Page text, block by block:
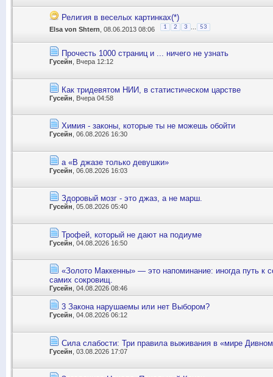
Религия в веселых картинках(*)
Elsa von Shtern , 08.06.2013 08:06 1 2 3 ... 53
Прочесть 1000 страниц и ... ничего не узнать
Гусейн , Вчера 12:12
Как тридевятом НИИ, в статистическом царстве​​
Гусейн , Вчера 04:58
Химия - законы, которые ты не можешь обойти
Гусейн , 06.08.2026 16:30
а «В джазе только девушки»
Гусейн , 06.08.2026 16:03
Здоровый мозг - это джаз, а не марш.
Гусейн , 05.08.2026 05:40
Трофей, который не дают на подиуме
Гусейн , 04.08.2026 16:50
«Золото Маккенны» — это напоминание: иногда путь к
самих сокровищ.
Гусейн , 04.08.2026 08:46
3 Закона нарушаемы или нет Выбором?
Гусейн, 04.08.2026 06:12
Сила слабости: Три правила выживания в «мире
Гусейн , 03.08.2026 17:07